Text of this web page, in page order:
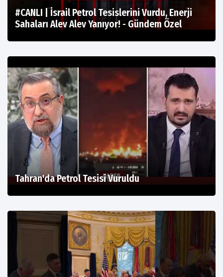
#CANLI | İsrail Petrol Tesislerini Vurdu, Enerji
Sahaları Alev Alev Yanıyor! - Gündem Özel
Tahran'da Petrol Tesisi Vuruldu